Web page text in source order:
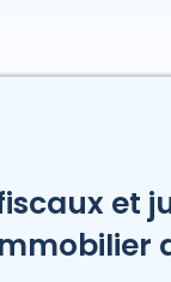
et